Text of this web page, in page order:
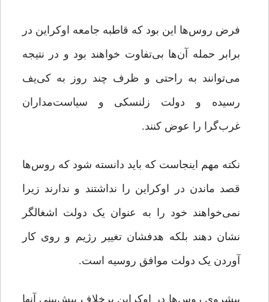
فرض روس‌ها این بود که قاطبه جامعه اوکراین در
برابر حمله آن‌ها بی‌تفاوت خواهند بود و در نتیجه
می‌توانند به راحتی و ظرف چند روز به کی‌یف
رسیده و دولت زلنسکی و سیاست‌مداران
غرب‌گرا را عوض کنند.
نکته مهم اینجاست که باید دانسته شود که روس‌ها
قصد ماندن در اوکراین را نداشتند و ندارند زیرا
نمی‌خواهند خود را به عنوان یک دولت اشغالگر
نشان دهند بلکه هدفشان تغییر رژیم و روی کار
آوردن یک دولت موافق روسیه است.
پیشروی روس‌ها در اوکراین برخلاف پیش‌بینی آنها